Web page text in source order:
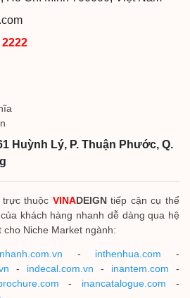
2222
Huỳnh Lý, P. Thuận Phước, Q.
thuộc VINADEIGNtiếp cận cụ thể
khách hàng nhanh dễ dàng qua hệ
Niche Market ngành:
- inthenhua.com -
- indecal.com.vn - inantem.com -
- inancatalogue.com -